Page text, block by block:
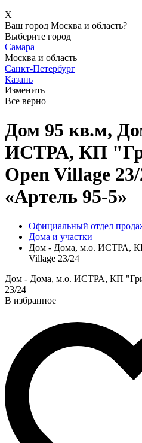
X
Ваш город Москва и область?
Выберите город
Самара
Москва и область
Санкт-Петербург
Казань
Изменить
Все верно
Дом 95 кв.м,
ИСТРА, КП
Open Village
«Артель 95-5»
Официальный отдел
Дома и участки
Дом - Дома, м.о. ИСТРА,
Village 23/24
Дом - Дома, м.о. ИСТРА, КП
23/24
В избранное